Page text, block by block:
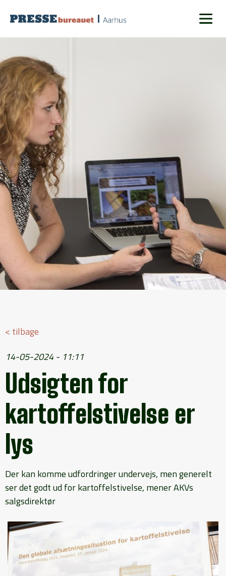
< tilbage
14-05-2024 - 11:11
Udsigten for
kartoffelstivelse er
lys
Der kan komme udfordringer undervejs, men generelt
ser det godt ud for kartoffelstivelse, mener AKVs
salgsdirektør